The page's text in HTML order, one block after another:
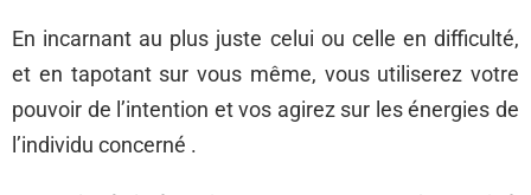
En incarnant au plus juste celui ou celle en difficulté,
et en tapotant sur vous même, vous utiliserez votre
pouvoir de l’intention et vos agirez sur les énergies de
l’individu concerné .